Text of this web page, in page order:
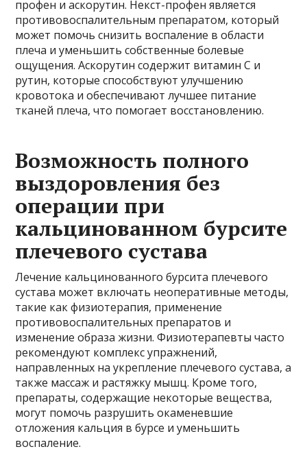
профен и аскорутин. Некст-профен является
противовоспалительным препаратом, который
может помочь снизить воспаление в области
плеча и уменьшить собственные болевые
ощущения. Аскорутин содержит витамин С и
рутин, которые способствуют улучшению
кровотока и обеспечивают лучшее питание
тканей плеча, что помогает восстановлению.
Возможность полного
выздоровления без
операции при
кальцинованном бурсите
плечевого сустава
Лечение кальцинованного бурсита плечевого
сустава может включать неоперативные методы,
такие как физиотерапия, применение
противовоспалительных препаратов и
изменение образа жизни. Физиотерапевты часто
рекомендуют комплекс упражнений,
направленных на укрепление плечевого сустава, а
также массаж и растяжку мышц. Кроме того,
препараты, содержащие некоторые вещества,
могут помочь разрушить окаменевшие
отложения кальция в бурсе и уменьшить
воспаление.